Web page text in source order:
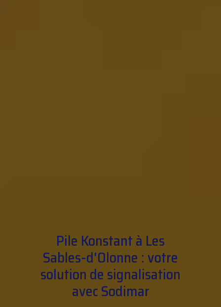
Pile Konstant à Les
Sables-d'Olonne : votre
solution de signalisation
avec Sodimar